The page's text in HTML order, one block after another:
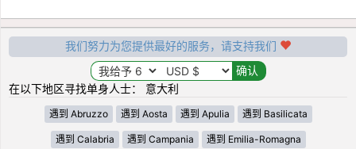
我们努力为您提供最好的服务，请支持我们
在以下地区寻找单身人士： 意大利
遇到 Abruzzo 遇到 Aosta 遇到 Apulia 遇到 Basilicata
遇到 Calabria 遇到 Campania 遇到 Emilia-Romagna